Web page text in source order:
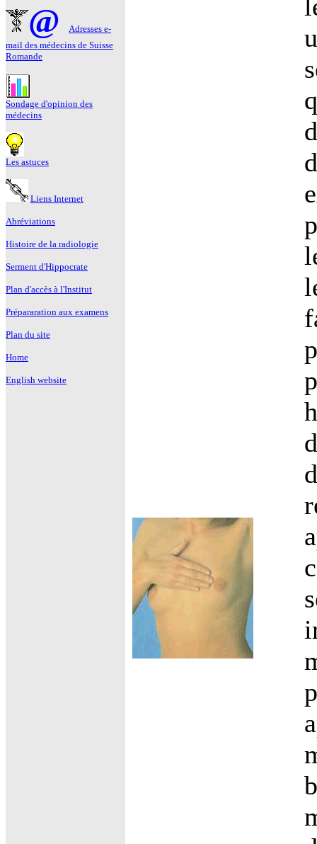
@
Adresses e-
mail des médecins de Suisse
Romande
Sondage d'opinion des
médecins
Les astuces
Liens Internet
Abréviations
Histoire de la radiologie
Serment d'Hippocrate
Plan d'accès à l'Institut
Prépararation aux examens
Plan du site
Home
English website